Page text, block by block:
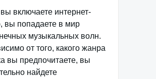
вы включаете интернет-
вы попадаете в мир
музыкальных волн.
от того, какого жанра
вы предпочитаете, вы
найдете